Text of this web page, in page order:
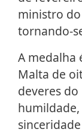
ministro
tornando-
A medalha
Malta de
deveres
humildade,